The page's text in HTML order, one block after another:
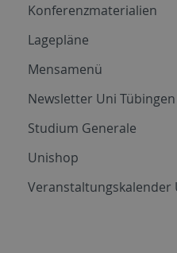
Konferenzmaterialien
Lagepläne
Mensamenü
Newsletter Uni
Studium Generale
Unishop
Veranstaltungskalender